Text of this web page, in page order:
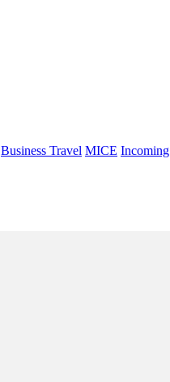
Business Travel MICE Incoming